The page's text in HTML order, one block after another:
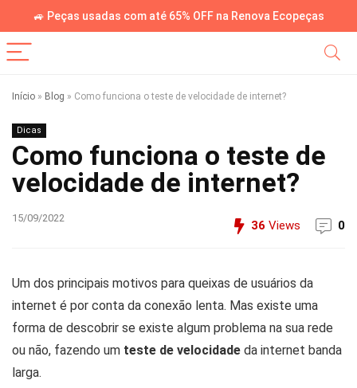
🚙 Peças usadas com até 65% OFF na Renova Ecopeças
Início » Blog » Como funciona o teste de velocidade de internet?
Dicas
Como funciona o teste de
velocidade de internet?
15/09/2022
36 Views 0
Um dos principais motivos para queixas de usuários da
internet é por conta da conexão lenta. Mas existe uma
forma de descobrir se existe algum problema na sua rede
ou não, fazendo um teste de velocidade da internet banda
larga.